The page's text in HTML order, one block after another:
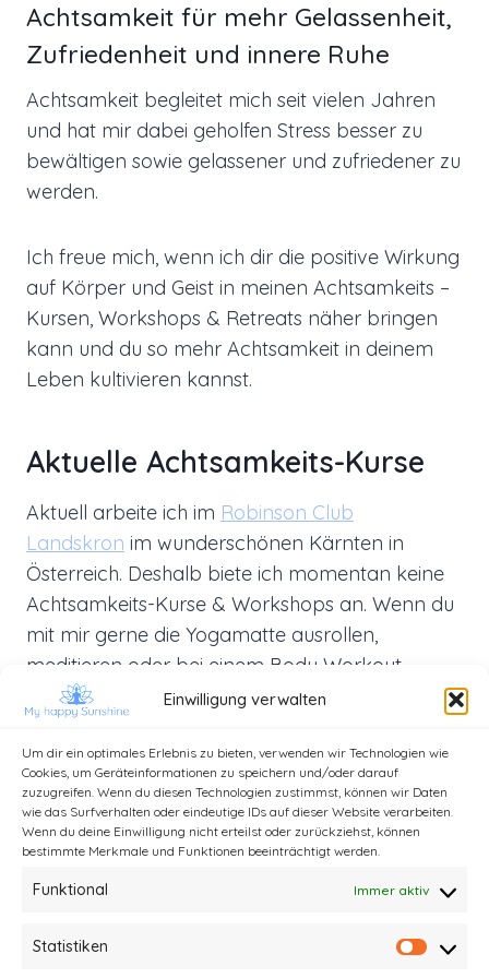
Einwilligung verwalten
Um dir ein optimales Erlebnis zu bieten, verwenden wir Technologien wie
Cookies, um Geräteinformationen zu speichern und/oder darauf
zuzugreifen. Wenn du diesen Technologien zustimmst, können wir Daten
wie das Surfverhalten oder eindeutige IDs auf dieser Website verarbeiten.
Wenn du deine Einwilligung nicht erteilst oder zurückziehst, können
bestimmte Merkmale und Funktionen beeinträchtigt werden.
Funktional Immer aktiv
Statistiken
Achtsamkeit für mehr Gelassenheit,
Zufriedenheit und innere Ruhe
Achtsamkeit begleitet mich seit vielen Jahren
und hat mir dabei geholfen Stress besser zu
bewältigen sowie gelassener und zufriedener zu
werden.
Ich freue mich, wenn ich dir die positive Wirkung
auf Körper und Geist in meinen Achtsamkeits –
Kursen, Workshops & Retreats näher bringen
kann und du so mehr Achtsamkeit in deinem
Leben kultivieren kannst.
Aktuelle Achtsamkeits-Kurse
Aktuell arbeite ich im Robinson Club
Landskron im wunderschönen Kärnten in
Österreich. Deshalb biete ich momentan keine
Achtsamkeits-Kurse & Workshops an. Wenn du
mit mir gerne die Yogamatte ausrollen,
meditieren oder bei einem Body Workout
deinen ganzen Körper kräftigen möchtest,
dann komm mich gerne in Österreich
besuchen.